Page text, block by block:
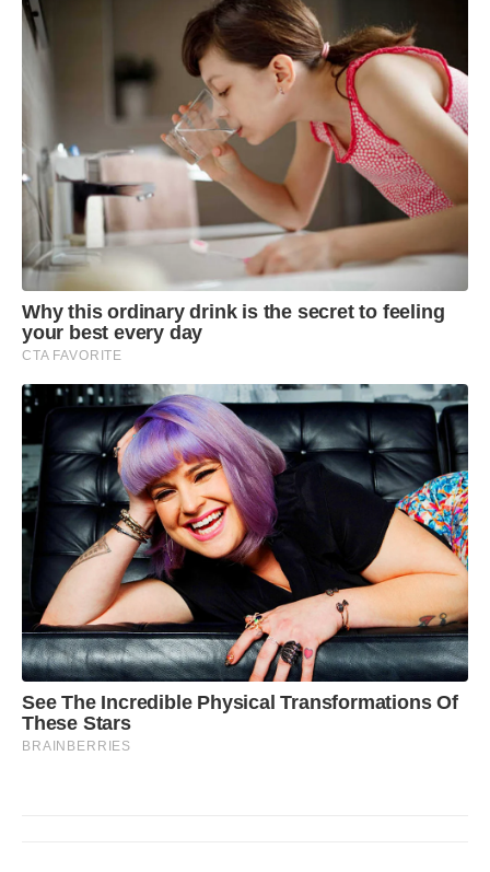
Why this ordinary drink is the secret to feeling
your best every day
CTA FAVORITE
See The Incredible Physical Transformations Of
These Stars
BRAINBERRIES